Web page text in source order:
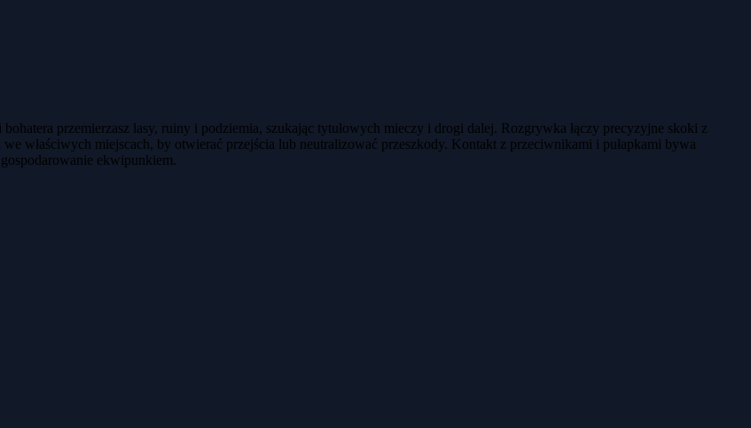
przemierzasz lasy, ruiny i podziemia, szukając tytułowych mieczy i drogi dalej. Rozgrywka łączy precyzyjne skoki z
właściwych miejscach, by otwierać przejścia lub neutralizować przeszkody. Kontakt z przeciwnikami i pułapkami bywa
ekwipunkiem.